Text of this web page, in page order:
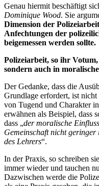
Genau hiermit beschäftigt
Dominique Wood. Sie
Dimension der
Anfechtungen der
beigemessen werden sollte.
Polizeiarbeit, so ihr
sondern auch in
Der Gedanke, dass die
Grundlage erfordert, ist
von Tugend und Charakter
erwähnen als Beispiel, dass
dass „der moralische
Gemeinschaft nicht geringer
des Lehrers“.
In der Praxis, so schreiben
immer wieder und tauchen
Dazwischen werde die